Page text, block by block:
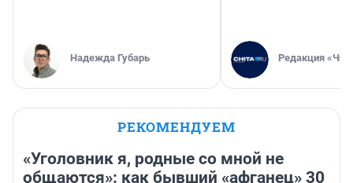
Надежда Губарь Редакция
РЕКОМЕНДУЕМ
«Уголовник я, родные со мной не
общаются»: как бывший «афганец» 30